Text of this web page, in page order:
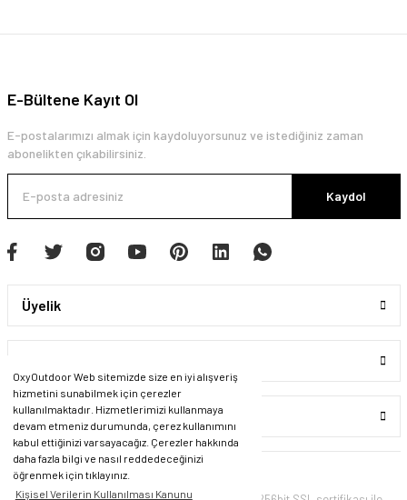
OxyOutdoor Web sitemizde size en iyi alışveriş
hizmetini sunabilmek için çerezler
kullanılmaktadır. Hizmetlerimizi kullanmaya
devam etmeniz durumunda, çerez kullanımını
kabul ettiğinizi varsayacağız. Çerezler hakkında
daha fazla bilgi ve nasıl reddedeceğinizi
öğrenmek için tıklayınız.
Kişisel Verilerin Kullanılması Kanunu
E-Bültene Kayıt Ol
E-postalarımızı almak için kaydoluyorsunuz ve istediğiniz zaman
abonelikten çıkabilirsiniz.
Kaydol
Üyelik
Alışveriş